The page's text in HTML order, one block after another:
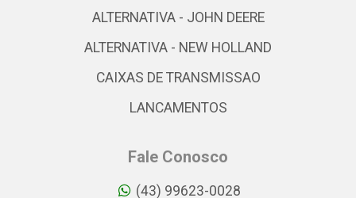
ALTERNATIVA - JOHN DEERE
ALTERNATIVA - NEW HOLLAND
CAIXAS DE TRANSMISSAO
LANCAMENTOS
Fale Conosco
(43) 99623-0028